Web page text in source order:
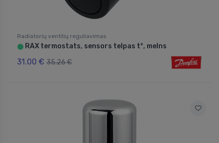
Radiatorių ventilių reguliavimas
⬤ RAX termostats, sensors telpas t°, melns
31.00 € 35.26 €